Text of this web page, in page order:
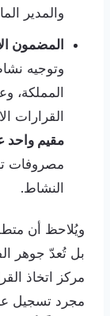
والمدير
المضمون
وتوجيه
المملكة،
القرارات
مقيم واحد
مصروفات
النشاط.
ويُلاحظ أن
بل تُعدّ جوهر
مركز اتخاذ
مجرد تسجيل